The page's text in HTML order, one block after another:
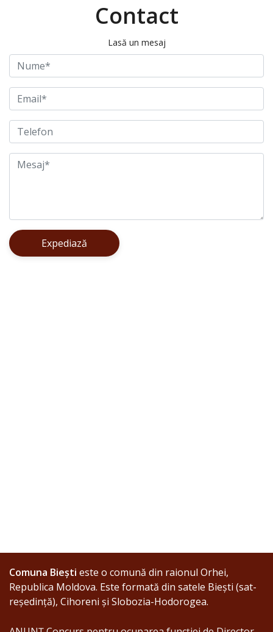
Contact
Lasă un mesaj
Expediază
Comuna Biești este o comună din raionul Orhei,
Republica Moldova. Este formată din satele Biești (sat-
reședință), Cihoreni și Slobozia-Hodorogea.